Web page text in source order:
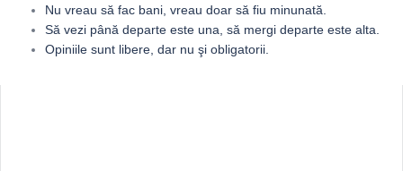
Nu vreau să fac bani, vreau doar să fiu minunată.
Să vezi până departe este una, să mergi departe este alta.
Opiniile sunt libere, dar nu şi obligatorii.